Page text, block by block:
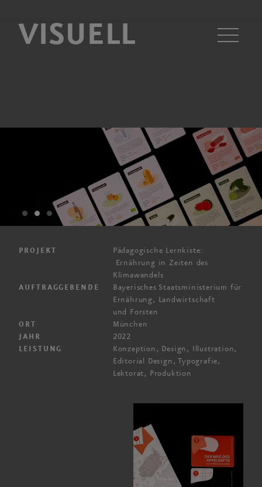
VISUELL
PROJEKT
Pädagogische Lernkiste:
Ernährung in Zeiten des
Klimawandels
AUFTRAGGEBENDE
Bayerisches Staatsministerium für
Ernährung, Landwirtschaft
und Forsten
ORT München
JAHR 2022
LEISTUNG
Konzeption, Design, Illustration,
Editorial Design, Typografie,
Lektorat, Produktion